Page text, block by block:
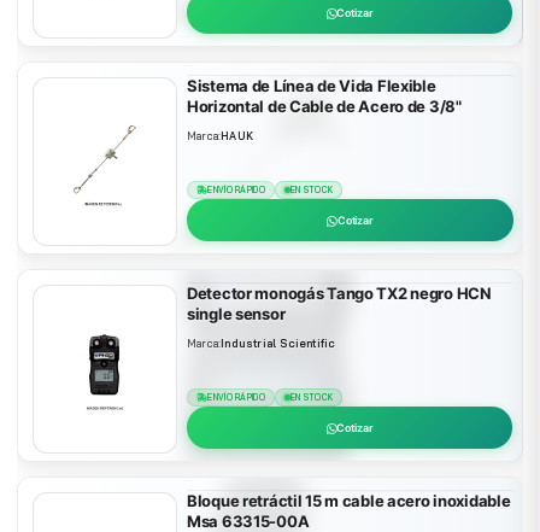
Cotizar
Sistema de Línea de Vida Flexible
Horizontal de Cable de Acero de 3/8"
Marca:HAUK
ENVÍO RÁPIDO EN STOCK
Cotizar
Detector monogás Tango TX2 negro HCN
single sensor
Marca:Industrial Scientific
ENVÍO RÁPIDO EN STOCK
Cotizar
Bloque retráctil 15 m cable acero inoxidable
Msa 63315-00A